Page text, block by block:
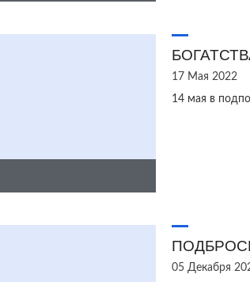
17 Мая 2022
14 мая в
05 Декабря